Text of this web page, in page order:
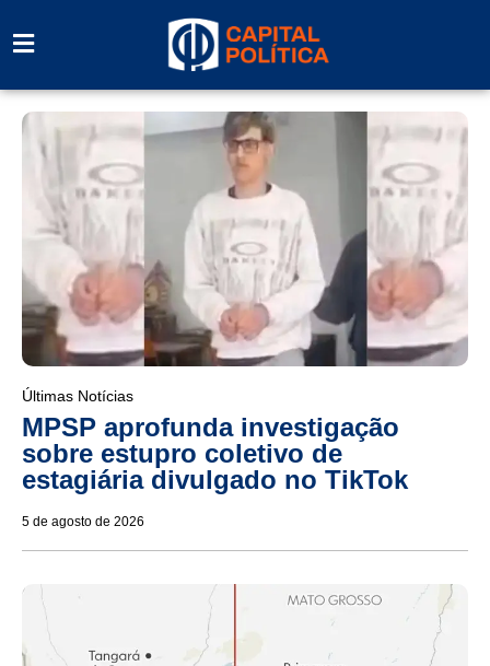
Últimas Notícias
MPSP aprofunda investigação
sobre estupro coletivo de
estagiária divulgado no TikTok
5 de agosto de 2026